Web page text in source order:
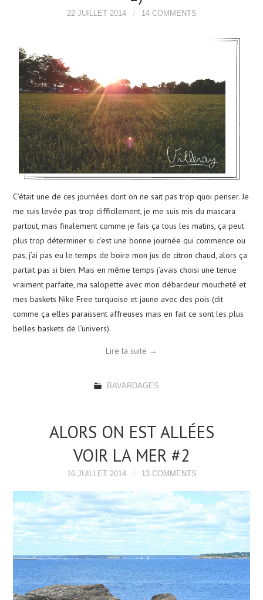
22 JUILLET 2014 14 COMMENTS
C’était une de ces journées dont on ne sait pas trop quoi penser. Je
me suis levée pas trop difficilement, je me suis mis du mascara
partout, mais finalement comme je fais ça tous les matins, ça peut
plus trop déterminer si c’est une bonne journée qui commence ou
pas, j’ai pas eu le temps de boire mon jus de citron chaud, alors ça
partait pas si bien. Mais en même temps j’avais choisi une tenue
vraiment parfaite, ma salopette avec mon débardeur moucheté et
mes baskets Nike Free turquoise et jaune avec des pois (dit
comme ça elles paraissent affreuses mais en fait ce sont les plus
belles baskets de l’univers).
Lire la suite →
BAVARDAGES
ALORS ON EST ALLÉES
VOIR LA MER #2
16 JUILLET 2014 13 COMMENTS